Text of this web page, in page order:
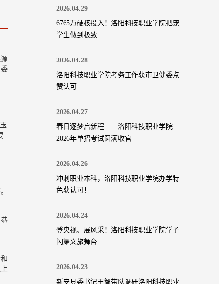
2026.04.29
6765万硬核投入！洛阳科技职业学院把宠
学生做到极致
2026.04.28
洛阳科技职业学院考务工作获市卫健委点
赞认可
2026.04.27
春日逐梦启新程——洛阳科技职业学院
2026年单招考试圆满收官
2026.04.26
冲刺职业本科，洛阳科技职业学院办学特
色获认可！
2026.04.24
登央视、展风采！洛阳科技职业学院学子
闪耀文旅舞台
2026.04.23
新安县委书记王智带队调研洛阳科技职业